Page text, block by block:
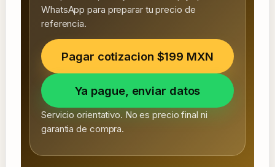
WhatsApp para preparar tu precio de
referencia.
Pagar cotizacion $199 MXN
Ya pague, enviar datos
Servicio orientativo. No es precio final ni
garantia de compra.